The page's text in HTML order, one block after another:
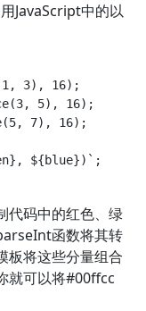
JavaScript中的以
3), 16);
5), 16);
7), 16);
${blue})`;
代码中的红色、绿
函数将其转
板将这些分量组合
就可以将#00ffcc